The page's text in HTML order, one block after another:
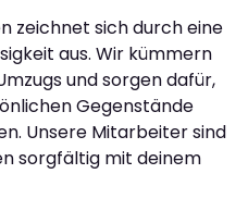
zeichnet sich durch eine
aus. Wir kümmern
und sorgen dafür,
Gegenstände
Unsere Mitarbeiter sind
sorgfältig mit deinem